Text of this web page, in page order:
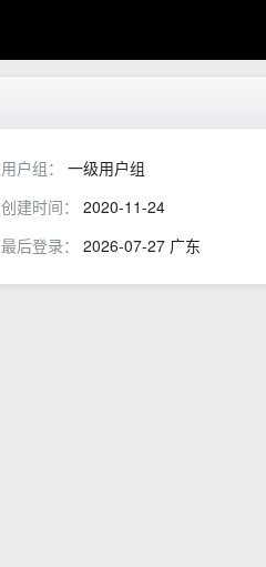
用户组：一级用户组
创建时间：2020-11-24
最后登录：2026-07-27 广东